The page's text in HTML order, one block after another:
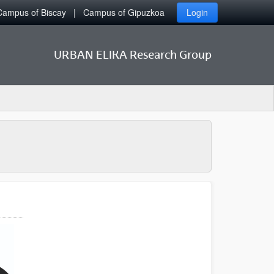
of Biscay Campus of Gipuzkoa Login
URBAN ELIKA Research Group